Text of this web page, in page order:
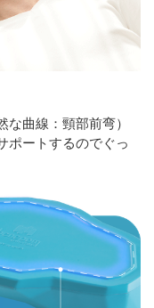
曲線：頸部前弯）
ポートするのでぐっ